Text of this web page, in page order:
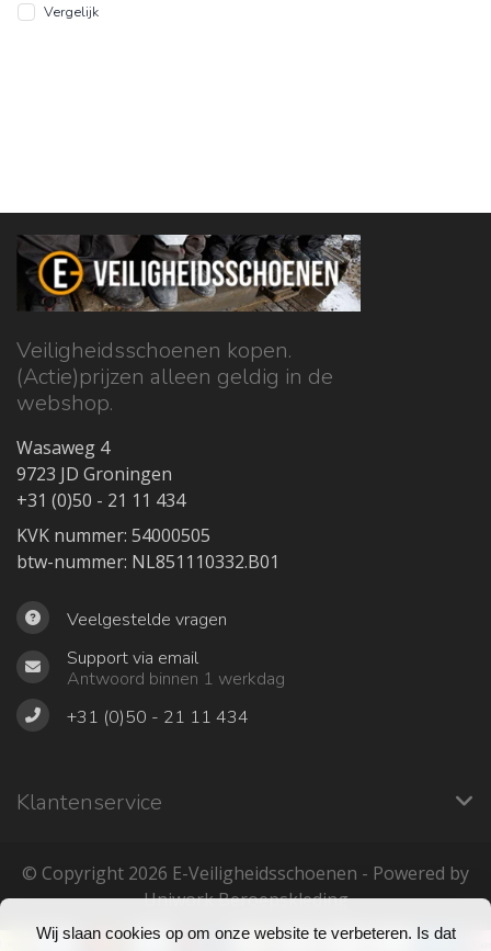
Wij slaan cookies op om onze website te verbeteren. Is dat
Vergelijk
Veiligheidsschoenen kopen.
(Actie)prijzen alleen geldig in de
webshop.
Wasaweg 4
9723 JD Groningen
+31 (0)50 - 21 11 434
KVK nummer: 54000505
btw-nummer: NL851110332.B01
Veelgestelde vragen
Support via email
Antwoord binnen 1 werkdag
+31 (0)50 - 21 11 434
Klantenservice
© Copyright 2026 ‎E-Veiligheidsschoenen - Powered by
Uniwork Beroepskleding